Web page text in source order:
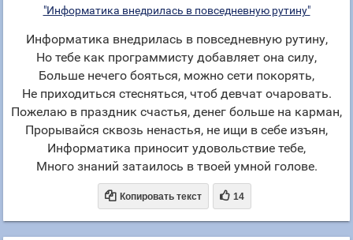
"Информатика внедрилась в повседневную рутину"
Информатика внедрилась в повседневную рутину,
Но тебе как программисту добавляет она силу,
Больше нечего бояться, можно сети покорять,
Не приходиться стесняться, чтоб девчат очаровать.
Пожелаю в праздник счастья, денег больше на карман,
Прорывайся сквозь ненастья, не ищи в себе изъян,
Информатика приносит удовольствие тебе,
Много знаний затаилось в твоей умной голове.
 Копировать текст  14